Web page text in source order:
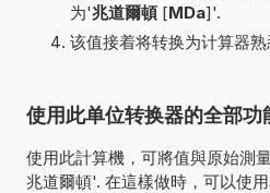
为'兆道爾頓[MDa]'.
该值接着将转换为计算器
使用此单位转换器的全部
使用此計算機，可將值與原始測
兆道爾頓'. 在這樣做時，可以使